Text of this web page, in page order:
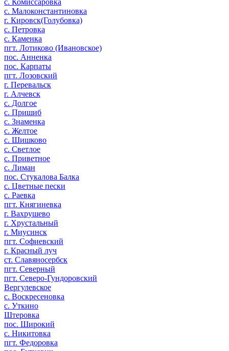
с. Малоконстантиновка
г. Кировск(Голубовка)
с. Петровка
с. Каменка
пгт. Лотиково (Ивановское)
пос. Анненка
пос. Карпаты
пгт. Лозовский
г. Перевальск
г. Алчевск
с. Долгое
с. Пришиб
с. Знаменка
с. Желтое
с. Шишково
с. Светлое
с. Приветное
с. Лиман
пос. Стукалова Балка
с. Цветные пески
с. Раевка
пгт. Княгиневка
г. Вахрушево
г. Хрустальный
г. Миусинск
пгт. Софиевский
г. Красный луч
ст. Славяносербск
пгт. Северный
пгт. Северо-Гундоровский
Вергулевское
с. Воскресеновка
c. Уткино
Штеровка
пос. Широкий
с. Никитовка
пгт. Федоровка